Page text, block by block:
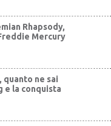
Rhapsody,
Mercury
quanto ne sai
e la conquista